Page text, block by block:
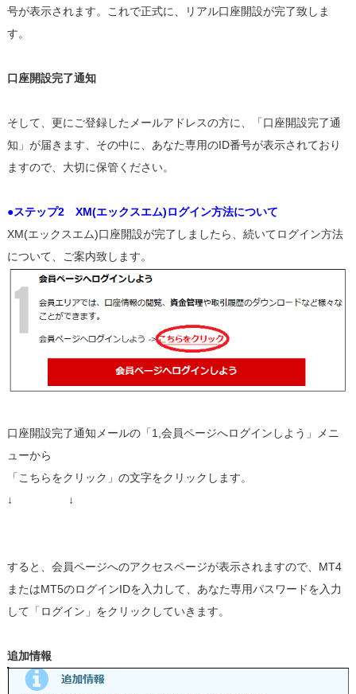
号が表示されます。これで正式に、リアル口座開設が完了致しま
す。
口座開設完了通知
そして、更にご登録したメールアドレスの方に、「口座開設完了通
知」が届きます、その中に、あなた専用のID番号が表示されており
ますので、大切に保管ください。
●ステップ2 XM(エックスエム)ログイン方法について
XM(エックスエム)口座開設が完了しましたら、続いてログイン方法
について、ご案内致します。
口座開設完了通知メールの「1,会員ページへログインしよう」メニ
ューから
「こちらをクリック」の文字をクリックします。
↓ ↓
すると、会員ページへのアクセスページが表示されますので、MT4
またはMT5のログインIDを入力して、あなた専用パスワードを入力
して「ログイン」をクリックしていきます。
追加情報